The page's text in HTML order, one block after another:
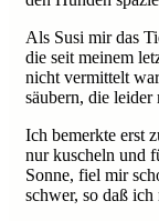
Als Susi mir das
die seit meinem
nicht vermittelt
säubern, die
Ich bemerkte erst
nur kuscheln und
Sonne, fiel mir
schwer, so daß ich